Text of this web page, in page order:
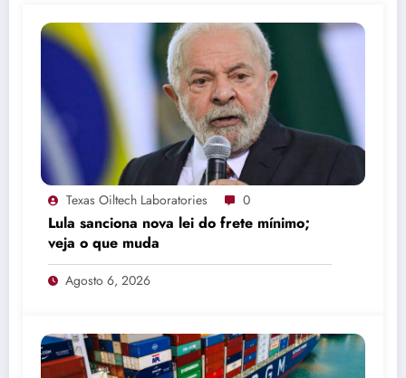
Texas Oiltech Laboratories 0
Lula sanciona nova lei do frete mínimo;
veja o que muda
Agosto 6, 2026